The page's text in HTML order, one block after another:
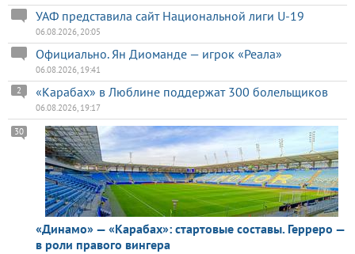
УАФ представила сайт Национальной лиги U-19
06.08.2026, 20:05
Официально. Ян Диоманде — игрок «Реала»
06.08.2026, 19:41
«Карабах» в Люблине поддержат 300 болельщиков
2
06.08.2026, 19:17
«Динамо» — «Карабах»: стартовые составы. Герреро —
в роли правого вингера
30